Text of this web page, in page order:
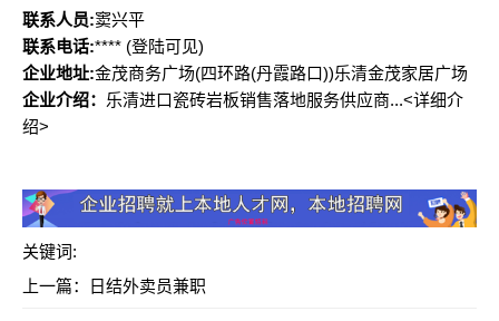
联系人员:窦兴平
联系电话:**** (登陆可见)
企业地址:金茂商务广场(四环路(丹霞路口))乐清金茂家居广场
企业介绍： 乐清进口瓷砖岩板销售落地服务供应商...<详细介
绍>
关键词:
上一篇：
日结外卖员兼职